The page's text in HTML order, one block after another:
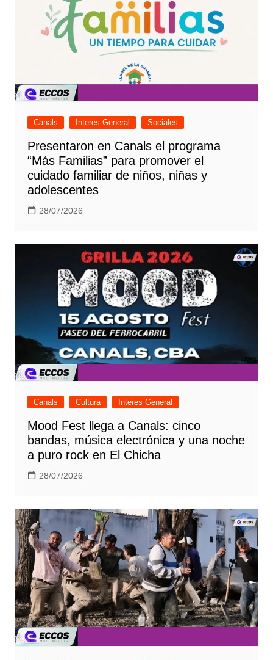
Canals Interes General Sociales
Presentaron en Canals el programa
“Más Familias” para promover el
cuidado familiar de niños, niñas y
adolescentes
28/07/2026
Canals Cultura Interes General
Mood Fest llega a Canals: cinco
bandas, música electrónica y una noche
a puro rock en El Chicha
28/07/2026